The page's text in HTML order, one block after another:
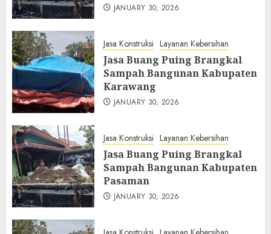
JANUARY 30, 2026
Jasa Konstruksi Layanan Kebersihan
Jasa Buang Puing Brangkal
Sampah Bangunan Kabupaten
Karawang
JANUARY 30, 2026
Jasa Konstruksi Layanan Kebersihan
Jasa Buang Puing Brangkal
Sampah Bangunan Kabupaten
Pasaman
JANUARY 30, 2026